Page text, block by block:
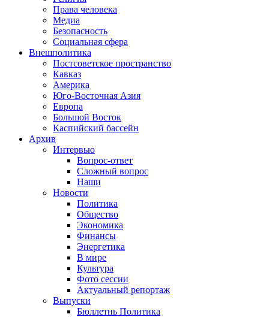
Права человека
Медиа
Безопасность
Социальная сфера
Внешполитика
Постсоветское пространство
Кавказ
Америка
Юго-Восточная Азия
Европа
Большой Восток
Каспийский бассейн
Архив
Интервью
Вопрос-ответ
Сложный вопрос
Наши
Новости
Политика
Общество
Экономика
Финансы
Энергетика
В мире
Культура
Фото сессии
Актуальный репортаж
Выпуски
Бюллетнь Политика